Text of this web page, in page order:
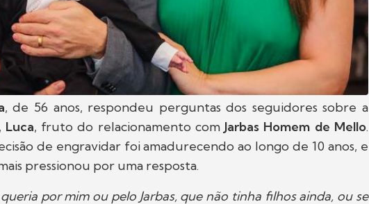
, de 56 anos, respondeu perguntas dos seguidores sobre a
Luca, fruto do relacionamento com Jarbas Homem de Mello.
de engravidar foi amadurecendo ao longo de 10 anos, e
pressionou por uma resposta.
por mim ou pelo Jarbas, que não tinha filhos ainda, ou se